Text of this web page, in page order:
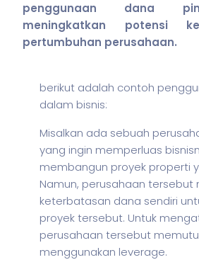
penggunaan dana
meningkatkan potensi
pertumbuhan perusahaan.
berikut adalah contoh
dalam bisnis:
Misalkan ada sebuah
yang ingin memperluas
membangun proyek properti
Namun, perusahaan tersebut
keterbatasan dana sendiri
proyek tersebut. Untuk
perusahaan tersebut
menggunakan leverage.